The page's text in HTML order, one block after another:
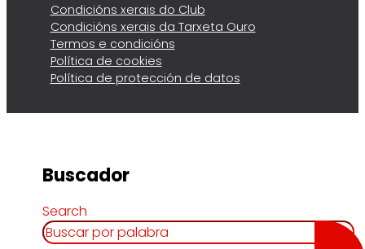
Condicións xerais do Club
Condicións xerais da Tarxeta Ouro
Termos e condicións
Política de cookies
Política de protección de datos
Buscador
Search